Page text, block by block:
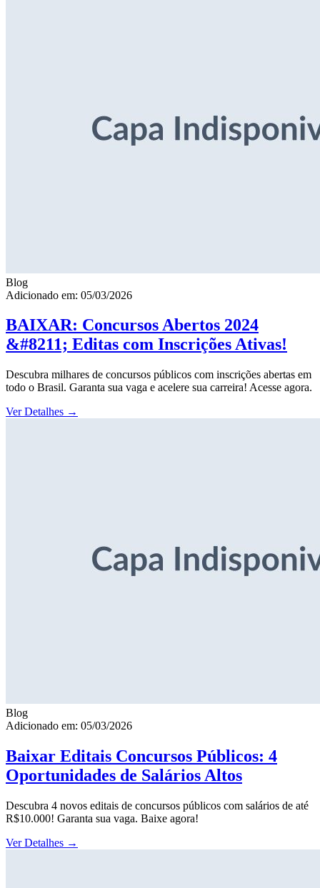
Blog
Adicionado em: 05/03/2026
BAIXAR: Concursos Abertos 2024
&#8211; Editas com Inscrições Ativas!
Descubra milhares de concursos públicos com inscrições abertas em
todo o Brasil. Garanta sua vaga e acelere sua carreira! Acesse agora.
Ver Detalhes →
Blog
Adicionado em: 05/03/2026
Baixar Editais Concursos Públicos: 4
Oportunidades de Salários Altos
Descubra 4 novos editais de concursos públicos com salários de até
R$10.000! Garanta sua vaga. Baixe agora!
Ver Detalhes →